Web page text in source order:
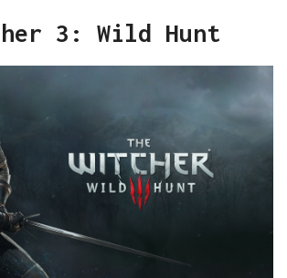
3: Wild Hunt